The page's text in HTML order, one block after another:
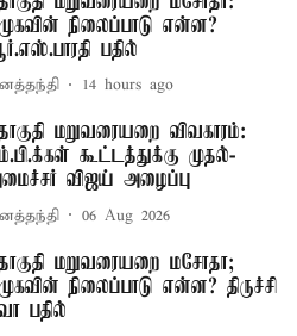
நிலைப்பாடு என்ன?
பதில்
14 hours ago
மறுவரையறை விவகாரம்:
கூட்டத்துக்கு முதல்-
விஜய் அழைப்பு
06 Aug 2026
மறுவரையறை மசோதா;
நிலைப்பாடு என்ன? திருச்சி
பதில்